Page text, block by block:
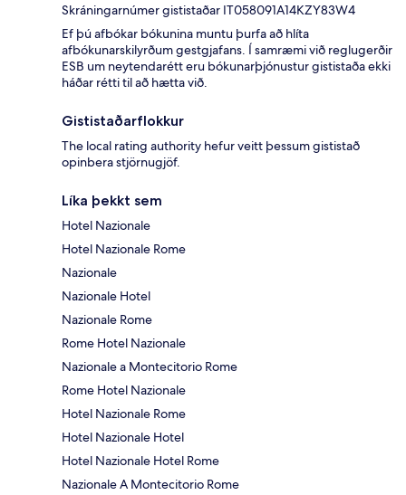
Skráningarnúmer gististaðar IT058091A14KZY83W4
Ef þú afbókar bókunina muntu þurfa að hlíta
afbókunarskilyrðum gestgjafans. Í samræmi við reglugerðir
ESB um neytendarétt eru bókunarþjónustur gististaða ekki
háðar rétti til að hætta við.
Gististaðarflokkur
The local rating authority hefur veitt þessum gististað
opinbera stjörnugjöf.
Líka þekkt sem
Hotel Nazionale
Hotel Nazionale Rome
Nazionale
Nazionale Hotel
Nazionale Rome
Rome Hotel Nazionale
Nazionale a Montecitorio Rome
Rome Hotel Nazionale
Hotel Nazionale Rome
Hotel Nazionale Hotel
Hotel Nazionale Hotel Rome
Nazionale A Montecitorio Rome